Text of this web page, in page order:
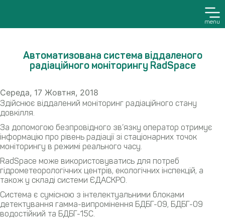
menu
Автоматизована система віддаленого
радіаційного моніторингу RadSpace
Середа, 17 Жовтня, 2018
Здійснює віддалений моніторинг радіаційного стану
довкілля.
За допомогою безпровідного зв’язку оператор отримує
інформацію про рівень радіації зі стаціонарних точок
моніторингу в режимі реального часу.
RadSpace може використовуватись для потреб
гідрометеорологічних центрів, екологічних інспекцій, а
також у складі системи ЄДАСКРО.
Система є сумісною з інтелектуальними блоками
детектування гамма-випромінення БДБГ-09, БДБГ-09
водостійкий та БДБГ-15С.